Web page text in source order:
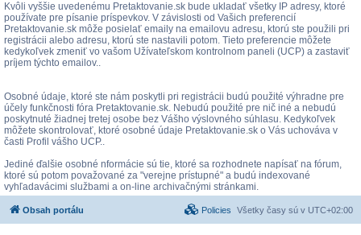
Kvôli vyššie uvedenému Pretaktovanie.sk bude ukladať všetky IP adresy, ktoré
používate pre písanie príspevkov. V závislosti od Vašich preferencií
Pretaktovanie.sk môže posielať emaily na emailovu adresu, ktorú ste použili pri
registrácii alebo adresu, ktorú ste nastavili potom. Tieto preferencie môžete
kedykoľvek zmeniť vo vašom Užívateľskom kontrolnom paneli (UCP) a zastaviť
príjem týchto emailov..
Osobné údaje, ktoré ste nám poskytli pri registrácii budú použité výhradne pre
účely funkčnosti fóra Pretaktovanie.sk. Nebudú použité pre nič iné a nebudú
poskytnuté žiadnej tretej osobe bez Vášho výslovného súhlasu. Kedykoľvek
môžete skontrolovať, ktoré osobné údaje Pretaktovanie.sk o Vás uchováva v
časti Profil vášho UCP..
Jediné ďalšie osobné nformácie sú tie, ktoré sa rozhodnete napísať na fórum,
ktoré sú potom považované za "verejne prístupné" a budú indexované
vyhľadavácimi službami a on-line archivačnými stránkami.
Obsah portálu Všetky časy sú v UTC+02:00
Policies